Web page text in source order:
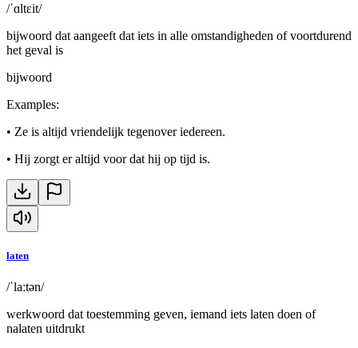
/ˈɑltɛit/
bijwoord dat aangeeft dat iets in alle omstandigheden of voortdurend
het geval is
bijwoord
Examples:
• Ze is altijd vriendelijk tegenover iedereen.
• Hij zorgt er altijd voor dat hij op tijd is.
laten
/ˈlaːtən/
werkwoord dat toestemming geven, iemand iets laten doen of
nalaten uitdrukt